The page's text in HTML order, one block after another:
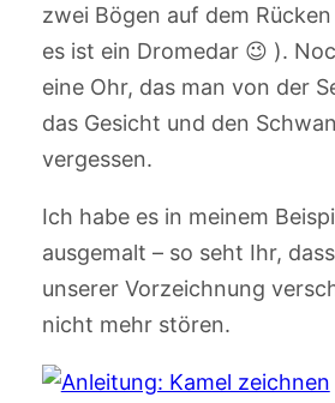
zwei Bögen auf dem
es ist ein Dromedar 😉 ).
eine Ohr, das man von der
das Gesicht und den
vergessen.
Ich habe es in meinem
ausgemalt – so seht Ihr,
unserer Vorzeichnung
nicht mehr stören.